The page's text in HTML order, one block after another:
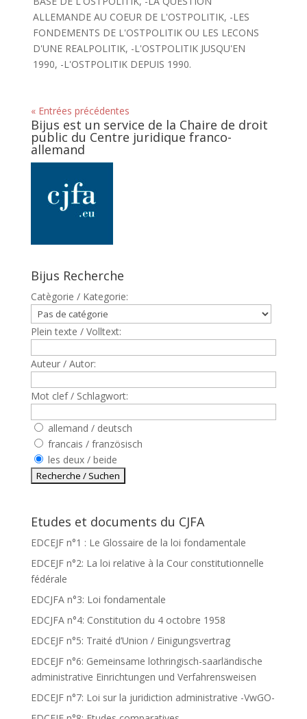
ALLEMANDE AU COEUR DE L'OSTPOLITIK, -LES
FONDEMENTS DE L'OSTPOLITIK OU LES LECONS
D'UNE REALPOLITIK, -L'OSTPOLITIK JUSQU'EN
1990, -L'OSTPOLITIK DEPUIS 1990.
« Entrées précédentes
Bijus est un service de la Chaire de droit
public du Centre juridique franco-
allemand
Bijus Recherche
Catègorie / Kategorie:
Plein texte / Volltext:
Auteur / Autor:
Mot clef / Schlagwort:
allemand / deutsch
francais / französisch
les deux / beide
Etudes et documents du CJFA
EDCEJF n°1 : Le Glossaire de la loi fondamentale
EDCEJF n°2: La loi relative à la Cour constitutionnelle
fédérale
EDCJFA n°3: Loi fondamentale
EDCJFA n°4: Constitution du 4 octobre 1958
EDCEJF n°5: Traité d’Union / Einigungsvertrag
EDCEJF n°6: Gemeinsame lothringisch-saarländische
administrative Einrichtungen und Verfahrensweisen
EDCEJF n°7: Loi sur la juridiction administrative -VwGO-